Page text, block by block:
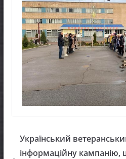
Український
інформаційну